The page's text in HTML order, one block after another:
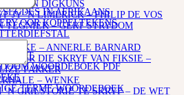
IN AFRIKAANS
OOR KOPPELTEKENS
– WAT
WOORDEBOEK PDF
TERME WOORDEBOEK
IN DIGKUNS
JY ‘N LIMERICK – PHILIP DE VOS
TEGNIEK – GERT STRYDOM
– ANNERLE BARNARD
VIR DIE SKRYF VAN FIKSIE –
PARKER
– WENKE
‘N GRILSTORIE TE SKRYF – DE WET